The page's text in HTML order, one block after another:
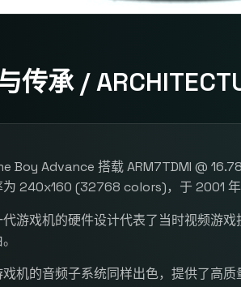
传承 /
Boy Advance 搭载 ARM7TDMI @
为 240x160 (32768 colors)，于 2001 年
游戏机的硬件设计代表了当时视频游
机的音频子系统同样出色，提供了高